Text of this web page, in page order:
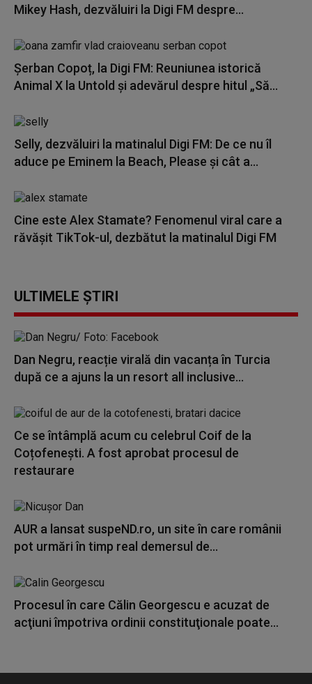
Mikey Hash, dezvăluiri la Digi FM despre...
Șerban Copoț, la Digi FM: Reuniunea istorică
Animal X la Untold și adevărul despre hitul „Să...
Selly, dezvăluiri la matinalul Digi FM: De ce nu îl
aduce pe Eminem la Beach, Please și cât a...
Cine este Alex Stamate? Fenomenul viral care a
răvășit TikTok-ul, dezbătut la matinalul Digi FM
ULTIMELE ȘTIRI
Dan Negru, reacție virală din vacanța în Turcia
după ce a ajuns la un resort all inclusive...
Ce se întâmplă acum cu celebrul Coif de la
Coțofenești. A fost aprobat procesul de
restaurare
AUR a lansat suspeND.ro, un site în care românii
pot urmări în timp real demersul de...
Procesul în care Călin Georgescu e acuzat de
acţiuni împotriva ordinii constituţionale poate...